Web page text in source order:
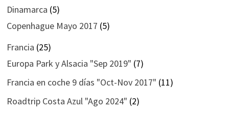
Dinamarca (5)
Copenhague Mayo 2017 (5)
Francia (25)
Europa Park y Alsacia "Sep 2019" (7)
Francia en coche 9 días "Oct-Nov 2017" (11)
Roadtrip Costa Azul "Ago 2024" (2)